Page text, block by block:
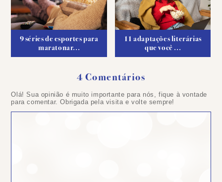
9 séries de esportes para
maratonar...
11 adaptações literárias
que você ...
4 Comentários
Olá! Sua opinião é muito importante para nós, fique à vontade
para comentar. Obrigada pela visita e volte sempre!